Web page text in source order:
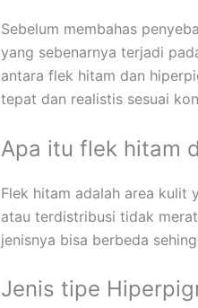
Sebelum membahas
yang sebenarnya terjadi
antara flek hitam dan
tepat dan realistis sesuai
Apa itu flek hitam
Flek hitam adalah area kulit
atau terdistribusi tidak
jenisnya bisa berbeda
Jenis tipe